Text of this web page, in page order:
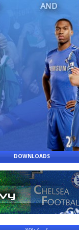
DOWNLOADS